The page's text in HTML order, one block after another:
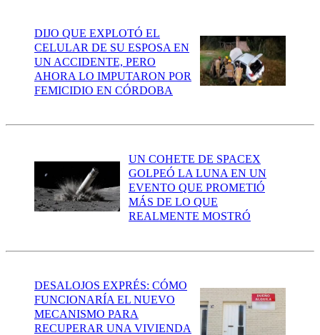
DIJO QUE EXPLOTÓ EL
CELULAR DE SU ESPOSA EN
UN ACCIDENTE, PERO
AHORA LO IMPUTARON POR
FEMICIDIO EN CÓRDOBA
UN COHETE DE SPACEX
GOLPEÓ LA LUNA EN UN
EVENTO QUE PROMETIÓ
MÁS DE LO QUE
REALMENTE MOSTRÓ
DESALOJOS EXPRÉS: CÓMO
FUNCIONARÍA EL NUEVO
MECANISMO PARA
RECUPERAR UNA VIVIENDA